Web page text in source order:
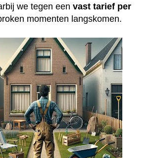
we tegen een vast tarief per
momenten langskomen.